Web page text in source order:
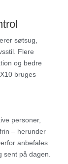
søtsug,
Flere
og bedre
bruges
personer,
– herunder
anbefales
på dagen.